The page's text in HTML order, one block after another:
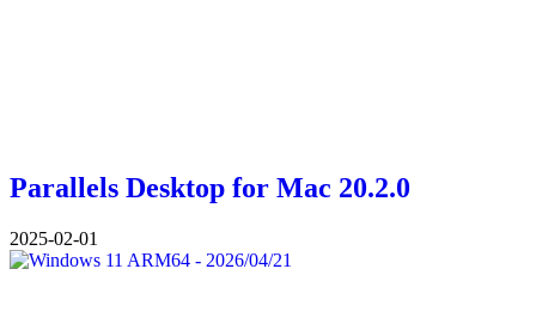
Parallels Desktop for Mac 20.2.0
2025-02-01